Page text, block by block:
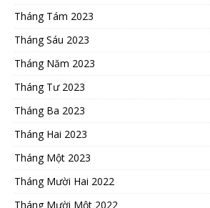
Tháng Tám 2023
Tháng Sáu 2023
Tháng Năm 2023
Tháng Tư 2023
Tháng Ba 2023
Tháng Hai 2023
Tháng Một 2023
Tháng Mười Hai 2022
Tháng Mười Một 2022